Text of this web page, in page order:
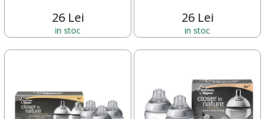
26 Lei
in stoc
26 Lei
in stoc